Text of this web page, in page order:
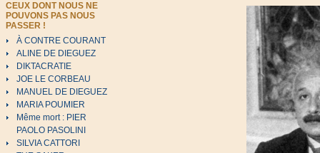
CEUX DONT NOUS NE
POUVONS PAS NOUS
PASSER !
À CONTRE COURANT
ALINE DE DIEGUEZ
DIKTACRATIE
JOE LE CORBEAU
MANUEL DE DIEGUEZ
MARIA POUMIER
Même mort : PIER
PAOLO PASOLINI
SILVIA CATTORI